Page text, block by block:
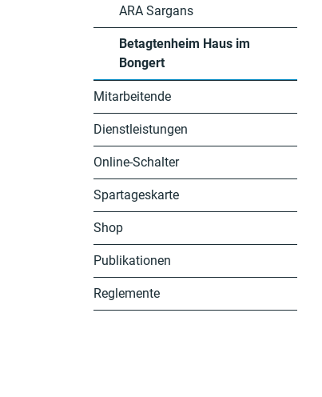
ARA Sargans
Betagtenheim Haus im
Bongert
Mitarbeitende
Dienstleistungen
Online-Schalter
Spartageskarte
Shop
Publikationen
Reglemente